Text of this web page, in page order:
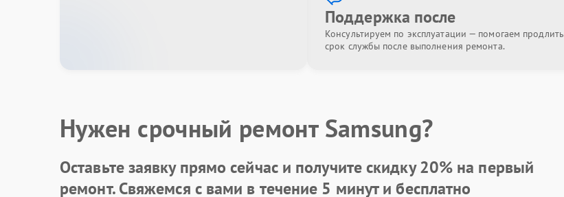
Поддержка после
Консультируем по эксплуатации — помогаем продлить
срок службы после выполнения ремонта.
Нужен срочный ремонт Samsung?
Оставьте заявкупрямо сейчас и получите скидку20% на первый
ремонт. Свяжемся с вами в течение 5 минут и бесплатно